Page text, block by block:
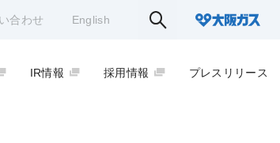
合わせ English
IR情報 採用情報 プレスリリース